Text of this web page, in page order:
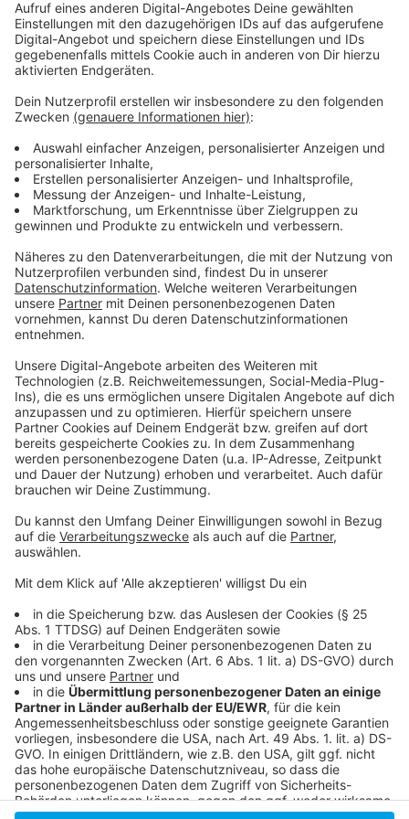
Anzeige
Ganz wunderbar an der Musik von Albert Hammond Jr
Hiatus") ist die Varianz. Es wird gerockt, es wird
gedanced oder gejazzt und manchmal auch alles auf
einmal, wie im Album-Closer "Alright Tomorrow" mit der
Sängerin Rainsford, das ich für diese #arnelegtauf-
Anzeige
Weitere Infos und Links zum Thema:
Anzeige
So bewerten die geschätzten Kolleg*innen von FM4 in
Wien die neue Platte
Wikipedia: Das ist Albert Hammond Jr
Channel
Anzeige
Anzeige